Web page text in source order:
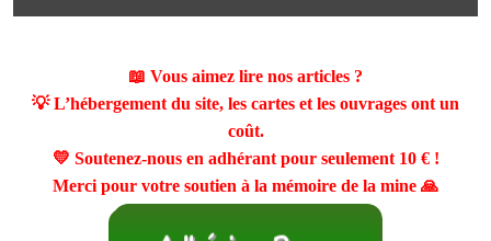
📖 Vous aimez lire nos articles ?
💡 L’hébergement du site, les cartes et les ouvrages ont un
coût.
💛 Soutenez-nous en adhérant pour seulement 10 €!
Merci pour votre soutien à la mémoire de la mine 🙏